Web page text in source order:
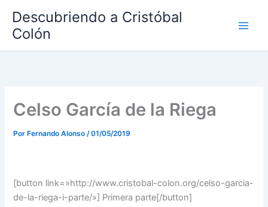
contenido
Descubriendo a Cristóbal
Colón
Celso García de la Riega
Por Fernando Alonso/01/05/2019
[button link=»http://www.cristobal-colon.org/celso-garcia-
de-la-riega-i-parte/»] Primera parte[/button]